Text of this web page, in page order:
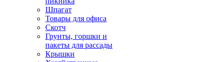
Шпагат
Товары для офиса
Скотч
Грунты, горшки и
пакеты для рассады
Крышки